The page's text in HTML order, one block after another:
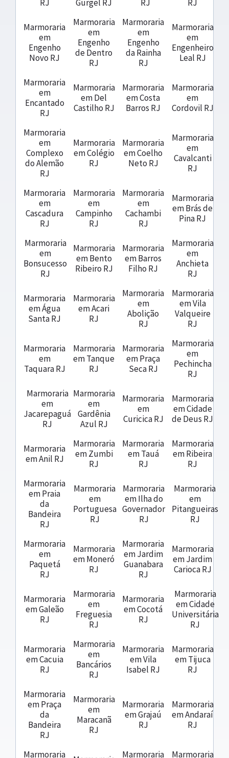
RJ Gurgel RJ RJ RJ
Marmoraria
em
Engenho
Novo RJ
Marmoraria
em
Engenho
de Dentro
RJ
Marmoraria
em
Engenho
da Rainha
RJ
Marmoraria
em
Engenheiro
Leal RJ
Marmoraria
em
Encantado
RJ
Marmoraria
em Del
Castilho RJ
Marmoraria
em Costa
Barros RJ
Marmoraria
em
Cordovil RJ
Marmoraria
em
Complexo
do Alemão
RJ
Marmoraria
em Colégio
RJ
Marmoraria
em Coelho
Neto RJ
Marmoraria
em
Cavalcanti
RJ
Marmoraria
em
Cascadura
RJ
Marmoraria
em
Campinho
RJ
Marmoraria
em
Cachambi
RJ
Marmoraria
em Brás de
Pina RJ
Marmoraria
em
Bonsucesso
RJ
Marmoraria
em Bento
Ribeiro RJ
Marmoraria
em Barros
Filho RJ
Marmoraria
em
Anchieta
RJ
Marmoraria
em Água
Santa RJ
Marmoraria
em Acari
RJ
Marmoraria
em
Abolição
RJ
Marmoraria
em Vila
Valqueire
RJ
Marmoraria
em
Taquara RJ
Marmoraria
em Tanque
RJ
Marmoraria
em Praça
Seca RJ
Marmoraria
em
Pechincha
RJ
Marmoraria
em
Jacarepaguá
RJ
Marmoraria
em
Gardênia
Azul RJ
Marmoraria
em
Curicica RJ
Marmoraria
em Cidade
de Deus RJ
Marmoraria
em Anil RJ
Marmoraria
em Zumbi
RJ
Marmoraria
em Tauá
RJ
Marmoraria
em Ribeira
RJ
Marmoraria
em Praia
da
Bandeira
RJ
Marmoraria
em
Portuguesa
RJ
Marmoraria
em Ilha do
Governador
RJ
Marmoraria
em
Pitangueiras
RJ
Marmoraria
em
Paquetá
RJ
Marmoraria
em Moneró
RJ
Marmoraria
em Jardim
Guanabara
RJ
Marmoraria
em Jardim
Carioca RJ
Marmoraria
em Galeão
RJ
Marmoraria
em
Freguesia
RJ
Marmoraria
em Cocotá
RJ
Marmoraria
em Cidade
Universitária
RJ
Marmoraria
em Cacuia
RJ
Marmoraria
em
Bancários
RJ
Marmoraria
em Vila
Isabel RJ
Marmoraria
em Tijuca
RJ
Marmoraria
em Praça
da
Bandeira
RJ
Marmoraria
em
Maracanã
RJ
Marmoraria
em Grajaú
RJ
Marmoraria
em Andaraí
RJ
Marmoraria
Marmoraria
Marmoraria